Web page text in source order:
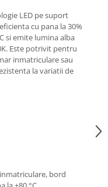
LED pe suport
cu pana la 30%
si emite lumina alba
Este potrivit pentru
inmatriculare sau
la variatii de
bord